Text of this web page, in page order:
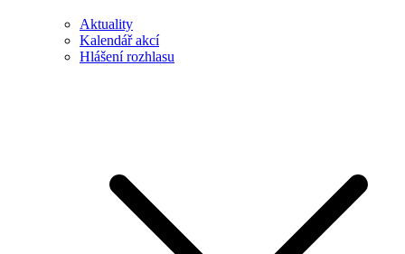
Aktuality
Kalendář akcí
Hlášení rozhlasu